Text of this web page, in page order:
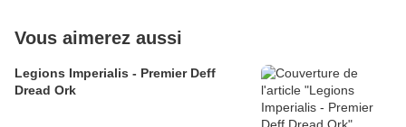
Vous aimerez aussi
Legions Imperialis - Premier Deff
Dread Ork